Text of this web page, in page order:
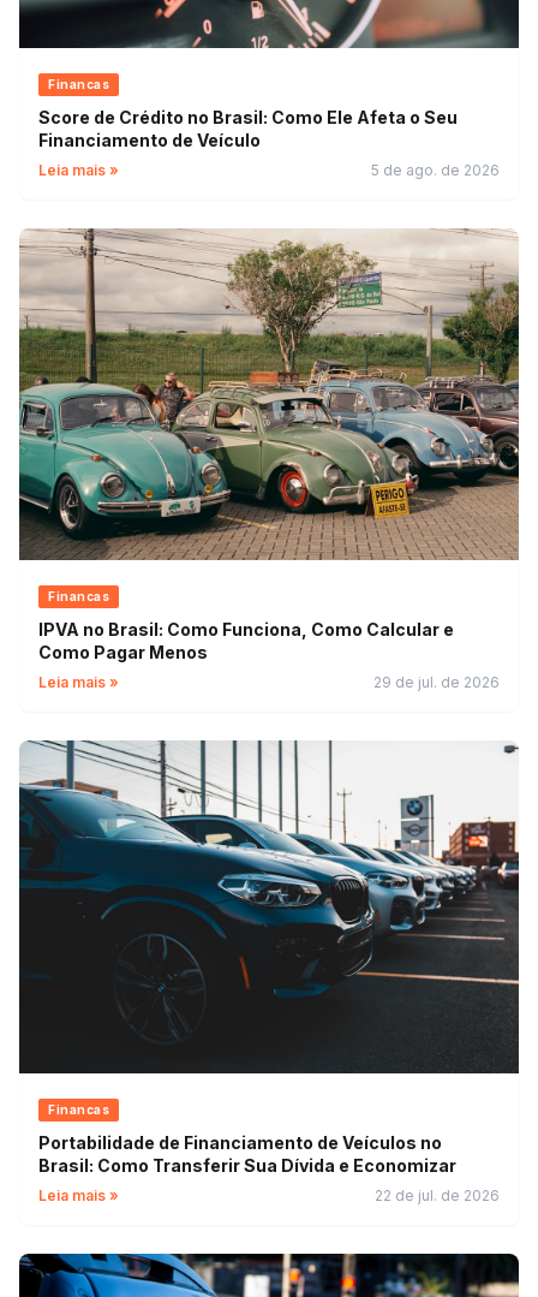
Financas
Score de Crédito no Brasil: Como Ele Afeta o Seu
Financiamento de Veículo
Leia mais » 5 de ago. de 2026
Financas
IPVA no Brasil: Como Funciona, Como Calcular e
Como Pagar Menos
Leia mais » 29 de jul. de 2026
Financas
Portabilidade de Financiamento de Veículos no
Brasil: Como Transferir Sua Dívida e Economizar
Leia mais » 22 de jul. de 2026